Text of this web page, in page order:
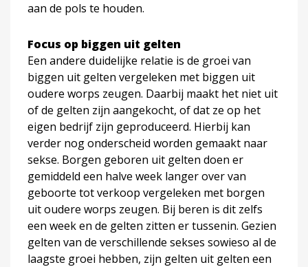
aan de pols te houden.
Focus op biggen uit gelten
Een andere duidelijke relatie is de groei van
biggen uit gelten vergeleken met biggen uit
oudere worps zeugen. Daarbij maakt het niet uit
of de gelten zijn aangekocht, of dat ze op het
eigen bedrijf zijn geproduceerd. Hierbij kan
verder nog onderscheid worden gemaakt naar
sekse. Borgen geboren uit gelten doen er
gemiddeld een halve week langer over van
geboorte tot verkoop vergeleken met borgen
uit oudere worps zeugen. Bij beren is dit zelfs
een week en de gelten zitten er tussenin. Gezien
gelten van de verschillende sekses sowieso al de
laagste groei hebben, zijn gelten uit gelten een